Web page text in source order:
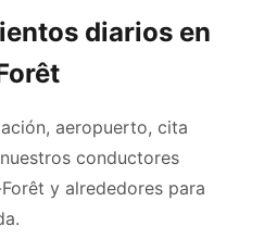
diarios en
aeropuerto, cita
conductores
y alrededores para